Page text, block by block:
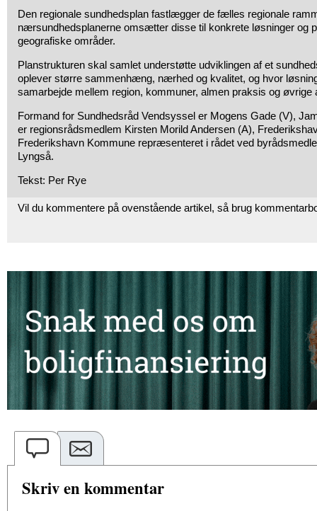
Den regionale sundhedsplan fastlægger de fælles regionale
nærsundhedsplanerne omsætter disse til konkrete løsninger og
geografiske områder.
Planstrukturen skal samlet understøtte udviklingen af et
oplever større sammenhæng, nærhed og kvalitet, og hvor
samarbejde mellem region, kommuner, almen praksis og øvrige
Formand for Sundhedsråd Vendsyssel er Mogens Gade (V),
er regionsrådsmedlem Kirsten Morild Andersen (A),
Frederikshavn Kommune repræsenteret i rådet ved
Lyngså.
Tekst: Per Rye
Vil du kommentere på ovenstående artikel, så brug
Skriv en kommentar